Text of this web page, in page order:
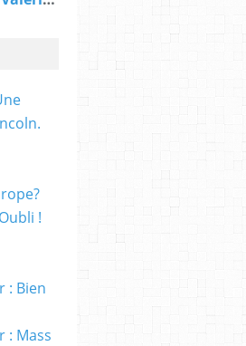
!
: Bien
: Mass